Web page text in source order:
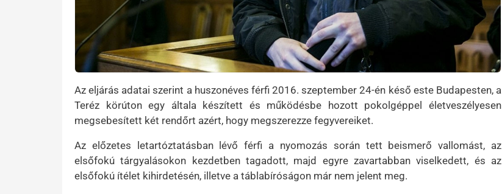
Az eljárás adatai szerint a huszonéves férfi 2016. szeptember 24-én késő este Budapesten, a
Teréz körúton egy általa készített és működésbe hozott pokolgéppel életveszélyesen
megsebesített két rendőrt azért, hogy megszerezze fegyvereiket.
Az előzetes letartóztatásban lévő férfi a nyomozás során tett beismerő vallomást, az
elsőfokú tárgyalásokon kezdetben tagadott, majd egyre zavartabban viselkedett, és az
elsőfokú ítélet kihirdetésén, illetve a táblabíróságon már nem jelent meg.